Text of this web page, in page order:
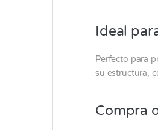
Ideal
Perfecto para
su estructura,
Compra